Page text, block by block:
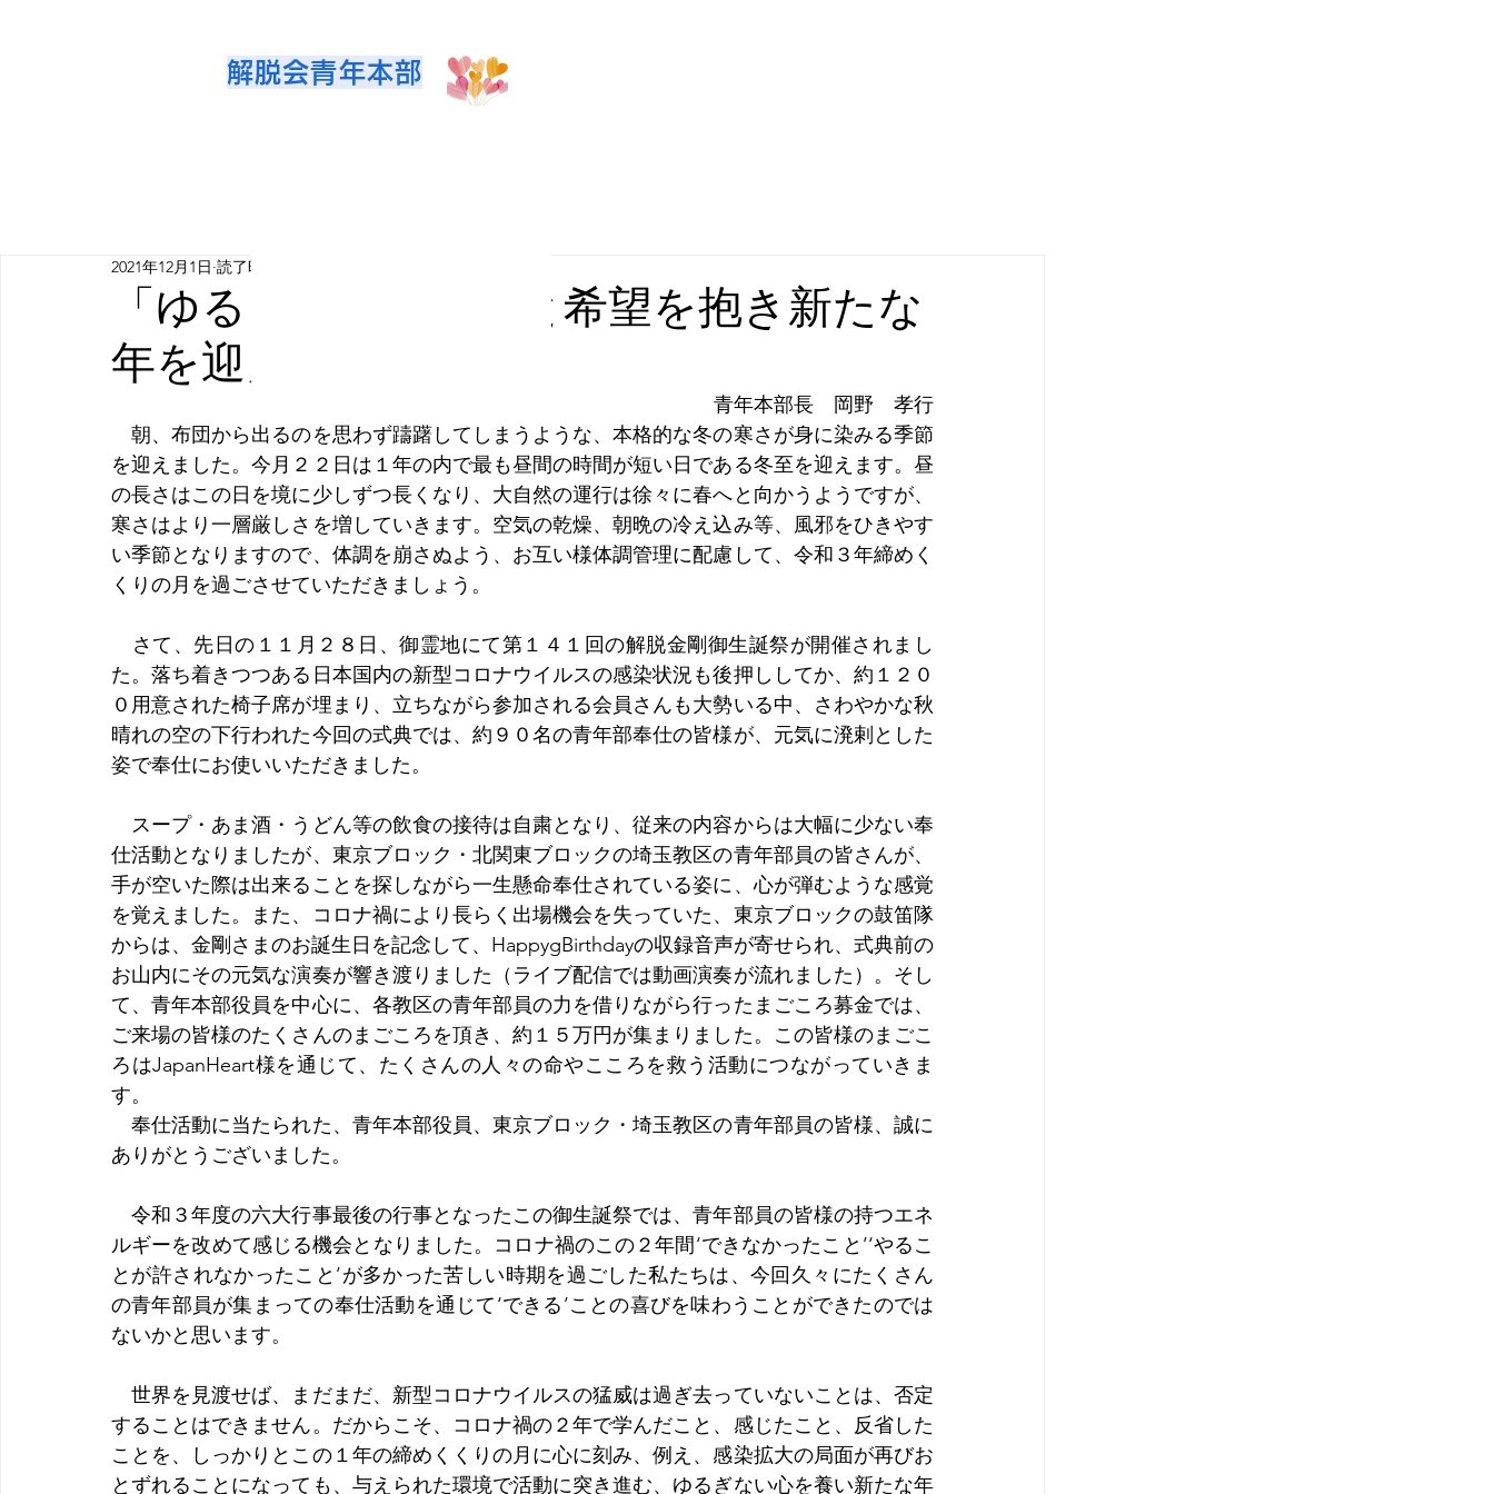
解脱会青年本部
「ゆるぎない心で夢と希望を抱き新たな
年を迎えよう」
2021年12月1日 読了時間: 3分
青年本部長　岡野　孝行
朝、布団から出るのを思わず躊躇してしまうような、本格的な冬の寒さが身に染みる季節
を迎えました。今月２２日は１年の内で最も昼間の時間が短い日である冬至を迎えます。昼
の長さはこの日を境に少しずつ長くなり、大自然の運行は徐々に春へと向かうようですが、
寒さはより一層厳しさを増していきます。空気の乾燥、朝晩の冷え込み等、風邪をひきやす
い季節となりますので、体調を崩さぬよう、お互い様体調管理に配慮して、令和３年締めく
くりの月を過ごさせていただきましょう。
さて、先日の１１月２８日、御霊地にて第１４１回の解脱金剛御生誕祭が開催されまし
た。落ち着きつつある日本国内の新型コロナウイルスの感染状況も後押ししてか、約１２０
０用意された椅子席が埋まり、立ちながら参加される会員さんも大勢いる中、さわやかな秋
晴れの空の下行われた今回の式典では、約９０名の青年部奉仕の皆様が、元気に溌剌とした
姿で奉仕にお使いいただきました。
スープ・あま酒・うどん等の飲食の接待は自粛となり、従来の内容からは大幅に少ない奉
仕活動となりましたが、東京ブロック・北関東ブロックの埼玉教区の青年部員の皆さんが、
手が空いた際は出来ることを探しながら一生懸命奉仕されている姿に、心が弾むような感覚
を覚えました。また、コロナ禍により長らく出場機会を失っていた、東京ブロックの鼓笛隊
からは、金剛さまのお誕生日を記念して、HappygBirthdayの収録音声が寄せられ、式典前の
お山内にその元気な演奏が響き渡りました（ライブ配信では動画演奏が流れました）。そし
て、青年本部役員を中心に、各教区の青年部員の力を借りながら行ったまごころ募金では、
ご来場の皆様のたくさんのまごころを頂き、約１５万円が集まりました。この皆様のまごこ
ろはJapanHeart様を通じて、たくさんの人々の命やこころを救う活動につながっていきま
す。
奉仕活動に当たられた、青年本部役員、東京ブロック・埼玉教区の青年部員の皆様、誠に
ありがとうございました。
令和３年度の六大行事最後の行事となったこの御生誕祭では、青年部員の皆様の持つエネ
ルギーを改めて感じる機会となりました。コロナ禍のこの２年間‘できなかったこと’‘やるこ
とが許されなかったこと’が多かった苦しい時期を過ごした私たちは、今回久々にたくさん
の青年部員が集まっての奉仕活動を通じて‘できる’ことの喜びを味わうことができたのでは
ないかと思います。
世界を見渡せば、まだまだ、新型コロナウイルスの猛威は過ぎ去っていないことは、否定
することはできません。だからこそ、コロナ禍の２年で学んだこと、感じたこと、反省した
ことを、しっかりとこの１年の締めくくりの月に心に刻み、例え、感染拡大の局面が再びお
とずれることになっても、与えられた環境で活動に突き進む、ゆるぎない心を養い新たな年